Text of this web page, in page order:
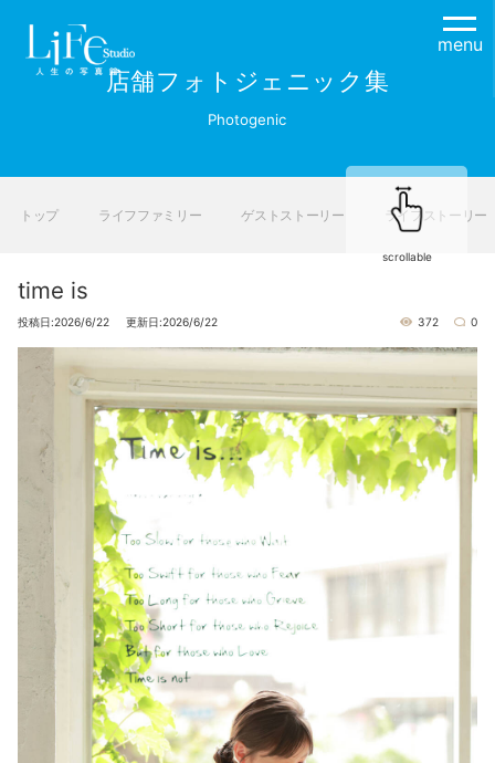
menu
店舗フォトジェニック集
Photogenic
トップ ライフファミリー ゲストストーリー ライフストーリー
time is
投稿日:2026/6/22 更新日:2026/6/22 372 0